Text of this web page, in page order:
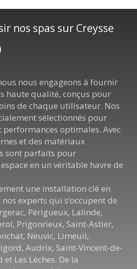
nos spas sur Creysse
nous engageons à fournir
haute qualité, conçus pour
de chaque utilisateur. Nos
sélectionnés pour
optimales. Avec
et des matériaux
sont parfaits pour
en un véritable havre de
une installation clé en
experts qui s’occupent de
Périgueux, Lalinde,
Prigonrieux, Saint-Astier,
Neuvic, Limeuil,
Audrix, Saint-Vincent-de-
Les Lèches. De la